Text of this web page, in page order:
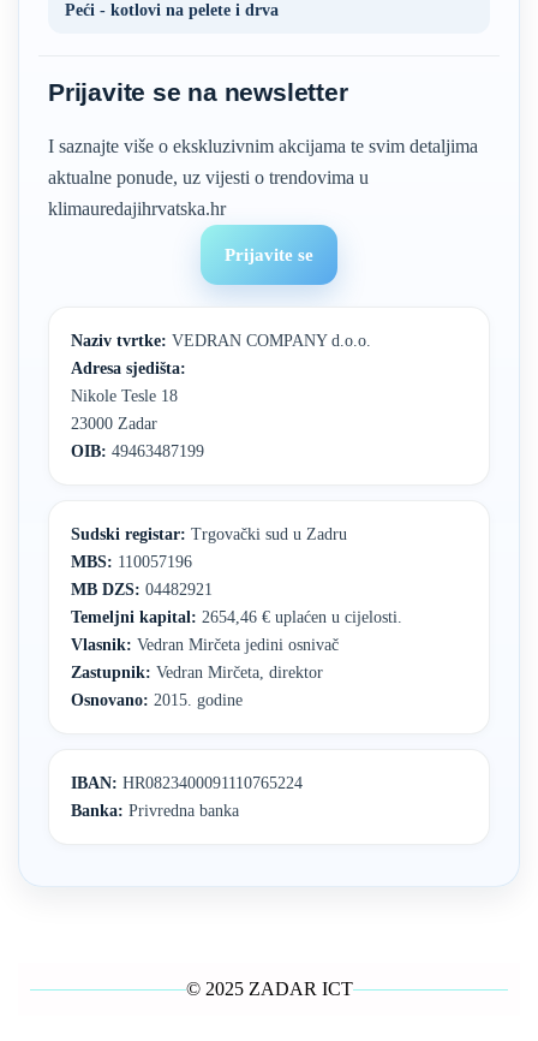
Peći - kotlovi na pelete i drva
Prijavite se na newsletter
I saznajte više o ekskluzivnim akcijama te svim detaljima
aktualne ponude, uz vijesti o trendovima u
klimauredajihrvatska.hr
Prijavite se
Naziv tvrtke: VEDRAN COMPANY d.o.o.
Adresa sjedišta:
Nikole Tesle 18
23000 Zadar
OIB: 49463487199
Sudski registar: Trgovački sud u Zadru
MBS: 110057196
MB DZS: 04482921
Temeljni kapital: 2654,46 € uplaćen u cijelosti.
Vlasnik: Vedran Mirčeta jedini osnivač
Zastupnik: Vedran Mirčeta, direktor
Osnovano: 2015. godine
IBAN: HR0823400091110765224
Banka: Privredna banka
© 2025 ZADAR ICT